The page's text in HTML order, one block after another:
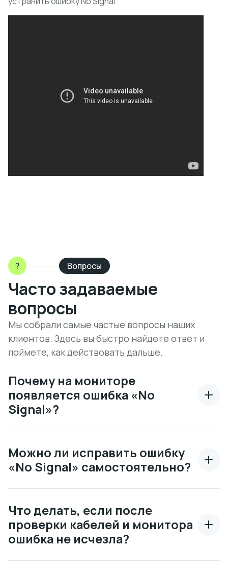
? Вопросы
Часто задаваемые
вопросы
Мы собрали самые частые вопросы наших
клиентов. Здесь вы быстро найдете ответ и
поймете, как действовать дальше.
Почему на мониторе
появляется ошибка «No
Signal»?
Можно ли исправить ошибку
«No Signal» самостоятельно?
Что делать, если после
проверки кабелей и монитора
ошибка не исчезла?